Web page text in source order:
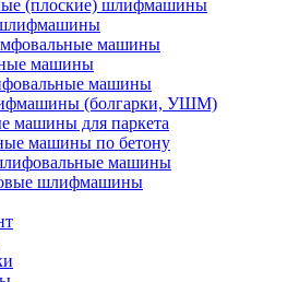
(плоские) шлифмашины
машины
машины
машины
(болгарки, УШМ)
машины для паркета
машины по бетону
машины
шлифмашины